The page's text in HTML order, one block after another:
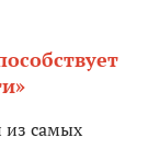
из самых